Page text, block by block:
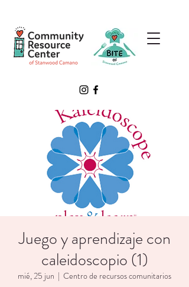
Juego y aprendizaje con
caleidoscopio (1)
mié, 25 jun
  |
Centro de recursos comunitarios